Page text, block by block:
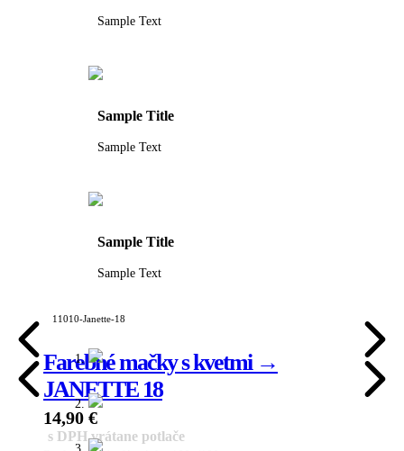
Sample Text
Sample Title
Sample Text
Sample Title
Sample Text
11010-Janette-18
Farebné mačky s kvetmi →
JANETTE 18
14,90 €
s DPH vrátane potlače